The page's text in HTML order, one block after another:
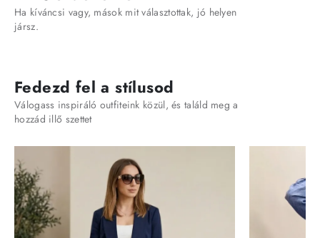
Ha kíváncsi vagy, mások mit választottak, jó helyen
jársz.
Fedezd fel a stílusod
Válogass inspiráló outfiteink közül, és találd meg a
hozzád illő szettet